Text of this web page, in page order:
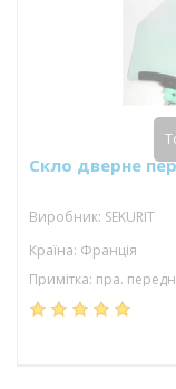
Скло дверне
Виробник: SEKURIT
Країна: Франція
Примітка: пра.